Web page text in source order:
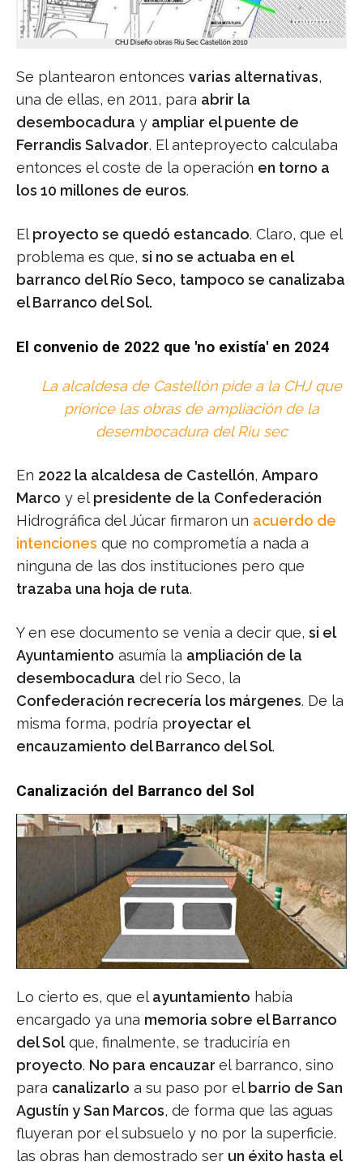
Se plantearon entonces varias alternativas,
una de ellas, en 2011, para abrir la
desembocadura y ampliar el puente de
Ferrandis Salvador. El anteproyecto calculaba
entonces el coste de la operación en torno a
los 10 millones de euros.
El proyecto se quedó estancado. Claro, que el
problema es que, si no se actuaba en el
barranco del Río Seco, tampoco se canalizaba
el Barranco del Sol.
El convenio de 2022 que 'no existía' en 2024
La alcaldesa de Castellón pide a la CHJ que
priorice las obras de ampliación de la
desembocadura del Riu sec
En 2022 la alcaldesa de Castellón, Amparo
Marco y el presidente de la Confederación
Hidrográfica del Júcar firmaron un acuerdo de
intenciones que no comprometía a nada a
ninguna de las dos instituciones pero que
trazaba una hoja de ruta.
Y en ese documento se venía a decir que, si el
Ayuntamiento asumía la ampliación de la
desembocadura del río Seco, la
Confederación recrecería los márgenes. De la
misma forma, podría proyectar el
encauzamiento del Barranco del Sol.
Canalización del Barranco del Sol
Lo cierto es, que el ayuntamiento había
encargado ya una memoria sobre el Barranco
del Solque, finalmente, se traduciría en
proyecto. No para encauzar el barranco, sino
para canalizarlo a su paso por el barrio de San
Agustín y San Marcos, de forma que las aguas
fluyeran por el subsuelo y no por la superficie.
las obras han demostrado ser un éxito hasta el